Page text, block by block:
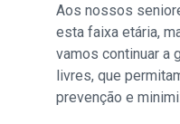
Aos nossos
esta faixa etária,
vamos continuar a
livres, que
prevenção e